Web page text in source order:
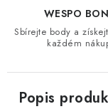
WESPO
Sbírejte body a
každém
Popis